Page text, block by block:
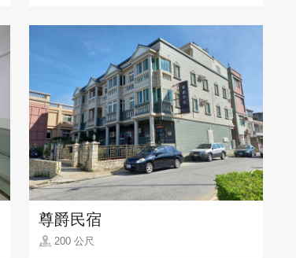
尊爵民宿
200 公尺